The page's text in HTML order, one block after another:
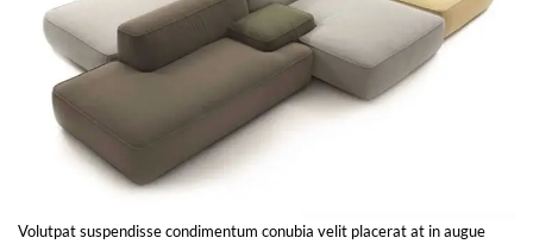
Volutpat suspendisse condimentum conubia velit placerat at in augue